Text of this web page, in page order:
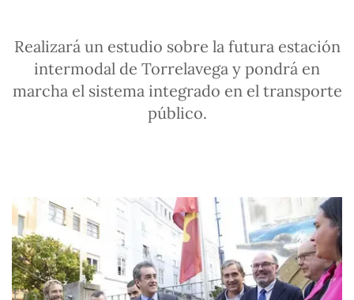
Realizará un estudio sobre la futura estación
intermodal de Torrelavega y pondrá en
marcha el sistema integrado en el transporte
público.